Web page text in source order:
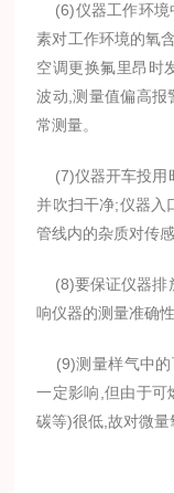
(6)仪器工作环境
素对工作环境的氧
空调更换氟里昂时
波动,测量值偏高报
常测量。
(7)仪器开车投用
并吹扫干净;仪器入
管线内的杂质对传
(8)要保证仪器排
响仪器的测量准确性
(9)测量样气中的
一定影响,但由于可
碳等)很低,故对微量